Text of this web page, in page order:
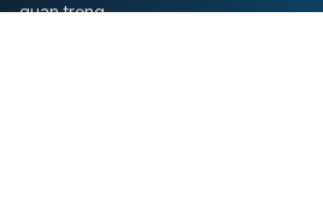
quan trọng.